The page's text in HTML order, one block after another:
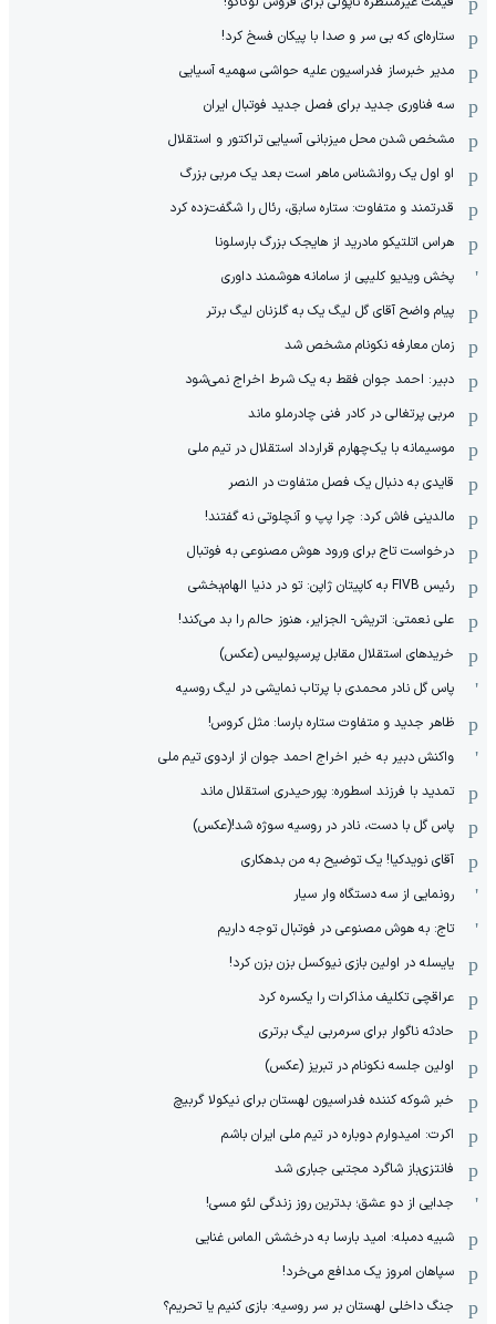
ستاره‌ای که بی سر و صدا با پیکان فسخ کرد!
مدیر خبرساز فدراسیون علیه حواشی سهمیه آسیایی
سه فناوری جدید برای فصل جدید فوتبال ایران
مشخص شدن محل میزبانی آسیایی تراکتور و استقلال
او اول یک روانشناس ماهر است بعد یک مربی بزرگ
قدرتمند و متفاوت: ستاره سابق، رئال را شگفت‌زده کرد
هراس اتلتیکو مادرید از هایجک بزرگ بارسلونا
پخش ویدیو کلیپی از سامانه هوشمند داوری
پیام واضح آقای گل لیگ یک به گلزنان لیگ برتر
زمان معارفه نکونام مشخص شد
دبیر: احمد جوان فقط به یک شرط اخراج نمی‌شود
مربی پرتغالی در کادر فنی چادرملو ماند
موسیمانه با یک‌چهارم قرارداد استقلال در تیم ملی
قایدی به دنبال یک فصل متفاوت در النصر
مالدینی فاش کرد: چرا پپ و آنچلوتی نه گفتند!
درخواست تاج برای ورود هوش مصنوعی به فوتبال
رئیس FIVB به کاپیتان ژاپن: تو در دنیا الهام‌بخشی
علی نعمتی: اتریش- الجزایر، هنوز حالم را بد می‌کند!
خریدهای استقلال مقابل پرسپولیس (عکس)
پاس گل نادر محمدی با پرتاب نمایشی در لیگ روسیه
ظاهر جدید و متفاوت ستاره بارسا: مثل کروس!
واکنش دبیر به خبر اخراج احمد جوان از اردوی تیم ملی
تمدید با فرزند اسطوره: پورحیدری استقلال ماند
پاس گل با دست، نادر در روسیه سوژه شد!(عکس)
آقای نویدکیا! یک توضیح به من بدهکاری
رونمایی از سه دستگاه وار سیار
تاج: به هوش مصنوعی در فوتبال توجه داریم
یایسله در اولین بازی نیوکسل بزن بزن کرد!
عراقچی تکلیف مذاکرات را یکسره کرد
حادثه ناگوار برای سرمربی لیگ برتری
اولین جلسه نکونام در تبریز (عکس)
خبر شوکه کننده فدراسیون لهستان برای نیکولا گربیچ
اکرت: امیدوارم دوباره در تیم ملی ایران باشم
فانتزی‌باز شاگرد مجتبی جباری شد
جدایی از دو عشق؛ بدترین روز زندگی لئو مسی!
شبیه دمبله: امید بارسا به درخشش الماس غنایی
سپاهان امروز یک مدافع می‌خرد!
جنگ داخلی لهستان بر سر روسیه: بازی کنیم یا تحریم؟